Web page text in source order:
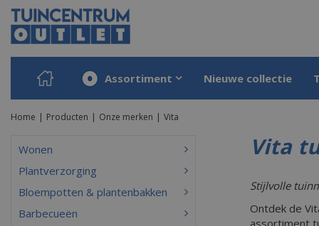
Ga
naar
content
Home Producten Onze merken Vita
Assortiment Nieuwe collectie
Vita
Stijlvolle
Ontdek de
assortiment
Wonen
Plantverzorging
Bloempotten & plantenbakken
Barbecueën